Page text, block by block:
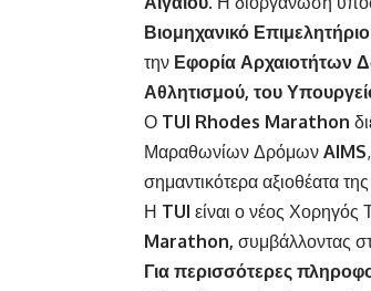
Βιομηχανικό
την Εφορία Αρχαιοτήτων
Αθλητισμού, του
Ο TUI Rhodes Marathon
Μαραθωνίων Δρόμων AIMS
σημαντικότερα αξιοθέατα
Η TUI είναι ο νέος Χορηγός
Marathon, συμβάλλοντας
Για περισσότερες